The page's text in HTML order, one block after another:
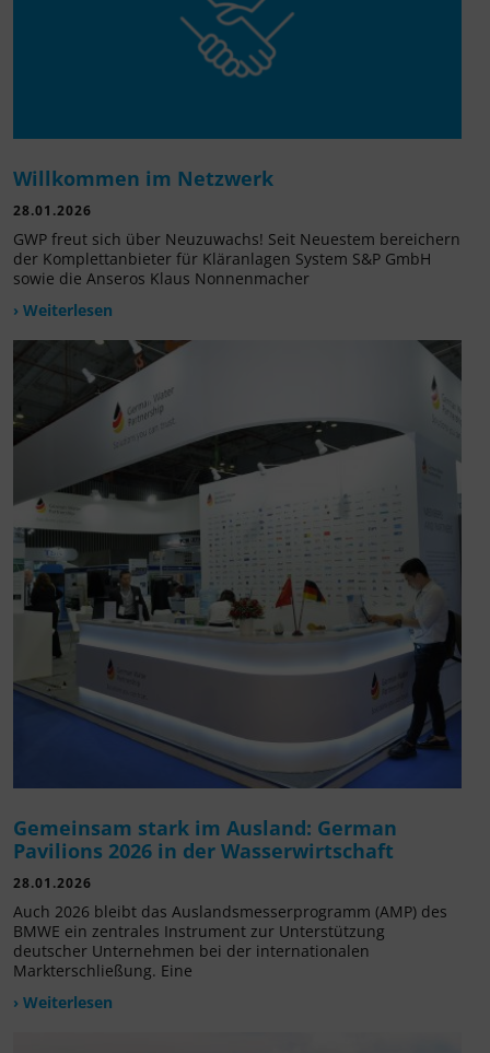
Willkommen im Netzwerk
28.01.2026
GWP freut sich über Neuzuwachs! Seit Neuestem bereichern
der Komplettanbieter für Kläranlagen System S&P GmbH
sowie die Anseros Klaus Nonnenmacher
› Weiterlesen
Gemeinsam stark im Ausland: German
Pavilions 2026 in der Wasserwirtschaft
28.01.2026
Auch 2026 bleibt das Auslandsmesserprogramm (AMP) des
BMWE ein zentrales Instrument zur Unterstützung
deutscher Unternehmen bei der internationalen
Markterschließung. Eine
› Weiterlesen